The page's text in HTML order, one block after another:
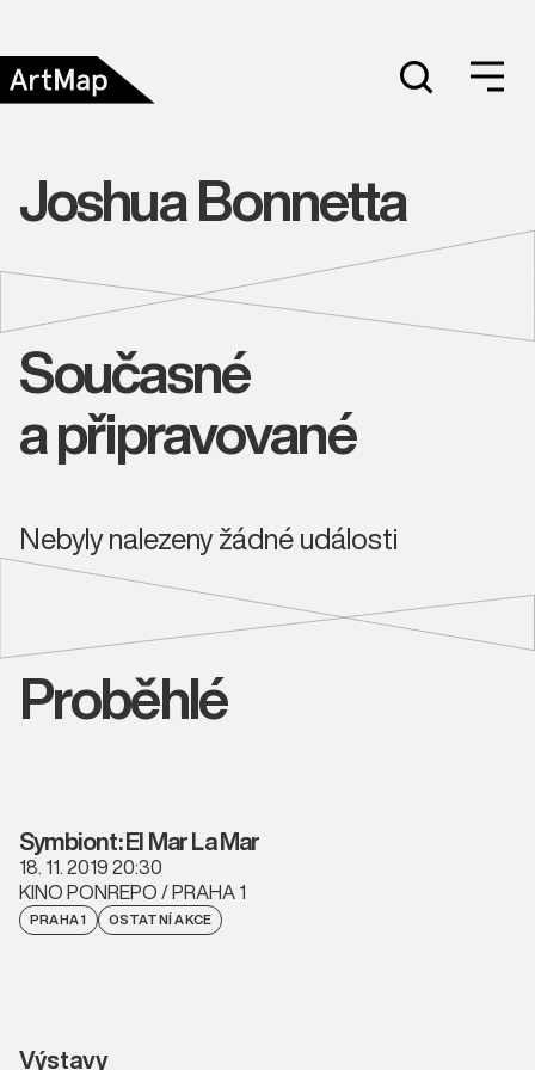
Joshua Bonnetta
Současné
a připravované
Nebyly nalezeny žádné události
Proběhlé
Symbiont: El Mar La Mar
18. 11. 2019 20:30
KINO PONREPO / PRAHA 1
PRAHA 1 OSTATNÍ AKCE
Výstavy